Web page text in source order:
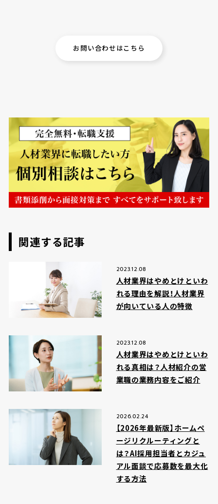
お問い合わせはこちら
関連する記事
2023.12.08
人材業界はやめとけといわ
れる理由を解説！人材業界
が向いている人の特徴
2023.12.08
人材業界はやめとけといわ
れる真相は？人材紹介の営
業職の業務内容をご紹介
2026.02.24
【2026年最新版】ホームペ
ージリクルーティングと
は？AI採用担当者とカジュ
アル面談で応募数を最大化
する方法